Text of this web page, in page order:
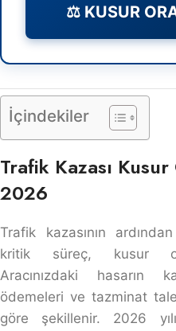
⚖️ KUSUR
İçindekiler
Trafik Kazası
2026
Trafik kazasının
kritik süreç, kusur
Aracınızdaki hasarın
ödemeleri ve tazminat
göre şekillenir. 2026